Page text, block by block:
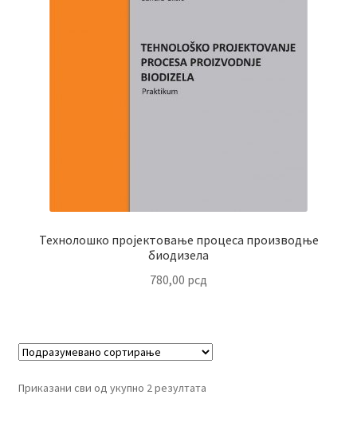
Технолошко пројектовање процеса производње
биодизела
780,00 рсд
Приказани сви од укупно 2 резултата